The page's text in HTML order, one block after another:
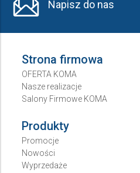
Napisz do nas
Strona firmowa
OFERTA KOMA
Nasze realizacje
Salony Firmowe KOMA
Produkty
Promocje
Nowości
Wyprzedaże